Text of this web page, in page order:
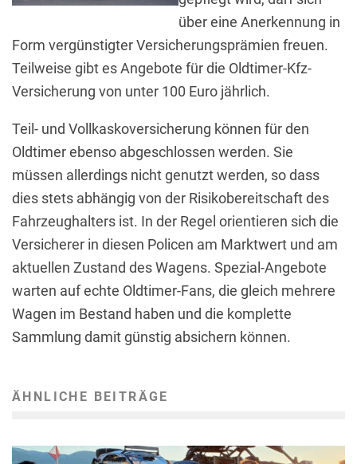
über eine Anerkennung in
Form vergünstigter Versicherungsprämien freuen.
Teilweise gibt es Angebote für die Oldtimer-Kfz-
Versicherung von unter 100 Euro jährlich.
Teil- und Vollkaskoversicherung können für den
Oldtimer ebenso abgeschlossen werden. Sie
müssen allerdings nicht genutzt werden, so dass
dies stets abhängig von der Risikobereitschaft des
Fahrzeughalters ist. In der Regel orientieren sich die
Versicherer in diesen Policen am Marktwert und am
aktuellen Zustand des Wagens. Spezial-Angebote
warten auf echte Oldtimer-Fans, die gleich mehrere
Wagen im Bestand haben und die komplette
Sammlung damit günstig absichern können.
ÄHNLICHE BEITRÄGE